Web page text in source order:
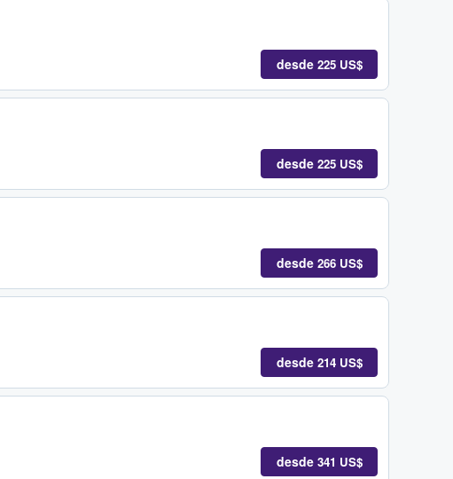
desde 225 US$
desde 225 US$
desde 266 US$
desde 214 US$
desde 341 US$